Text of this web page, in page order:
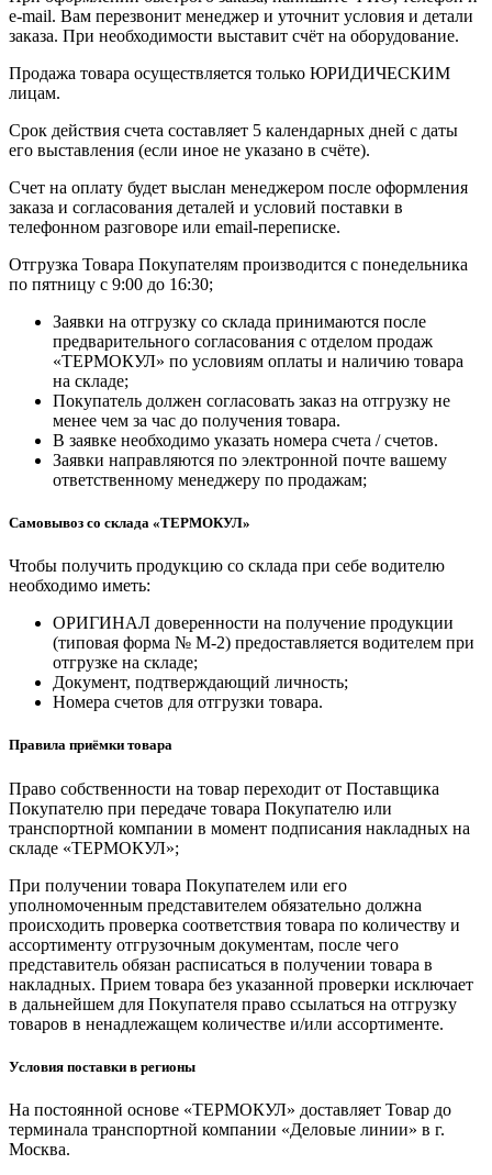
e-mail. Вам перезвонит менеджер и уточнит условия и детали
заказа. При необходимости выставит счёт на оборудование.
Продажа товара осуществляется только ЮРИДИЧЕСКИМ
лицам.
Срок действия счета составляет 5 календарных дней с даты
его выставления (если иное не указано в счёте).
Счет на оплату будет выслан менеджером после оформления
заказа и согласования деталей и условий поставки в
телефонном разговоре или email-переписке.
Отгрузка Товара Покупателям производится с понедельника
по пятницу с 9:00 до 16:30;
Заявки на отгрузку со склада принимаются после
предварительного согласования с отделом продаж
«ТЕРМОКУЛ» по условиям оплаты и наличию товара
на складе;
Покупатель должен согласовать заказ на отгрузку не
менее чем за час до получения товара.
В заявке необходимо указать номера счета / счетов.
Заявки направляются по электронной почте вашему
ответственному менеджеру по продажам;
Самовывоз со склада «ТЕРМОКУЛ»
Чтобы получить продукцию со склада при себе водителю
необходимо иметь:
ОРИГИНАЛ доверенности на получение продукции
(типовая форма № М-2) предоставляется водителем при
отгрузке на складе;
Документ, подтверждающий личность;
Номера счетов для отгрузки товара.
Правила приёмки товара
Право собственности на товар переходит от Поставщика
Покупателю при передаче товара Покупателю или
транспортной компании в момент подписания накладных на
складе «ТЕРМОКУЛ»;
При получении товара Покупателем или его
уполномоченным представителем обязательно должна
происходить проверка соответствия товара по количеству и
ассортименту отгрузочным документам, после чего
представитель обязан расписаться в получении товара в
накладных. Прием товара без указанной проверки исключает
в дальнейшем для Покупателя право ссылаться на отгрузку
товаров в ненадлежащем количестве и/или ассортименте.
Условия поставки в регионы
На постоянной основе «ТЕРМОКУЛ» доставляет Товар до
терминала транспортной компании «Деловые линии» в г.
Москва.